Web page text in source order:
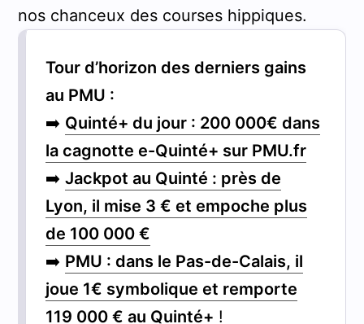
nos chanceux des courses hippiques.
Tour d’horizon des derniers gains
au PMU :
➡️ Quinté+ du jour : 200 000€ dans
la cagnotte e-Quinté+ sur PMU.fr
➡️ Jackpot au Quinté : près de
Lyon, il mise 3 € et empoche plus
de 100 000 €
➡️ PMU : dans le Pas-de-Calais, il
joue 1€ symbolique et remporte
119 000 € au Quinté+ !